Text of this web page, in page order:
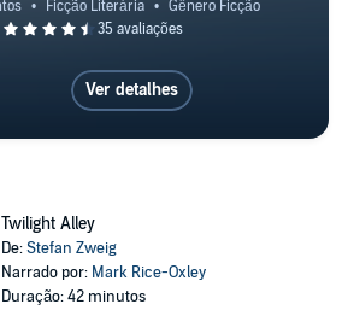
Twilight Alley
Ver detalhes
Twilight Alley
De:Stefan Zweig
Narrado por: Mark Rice-Oxley
Duração: 42 minutos